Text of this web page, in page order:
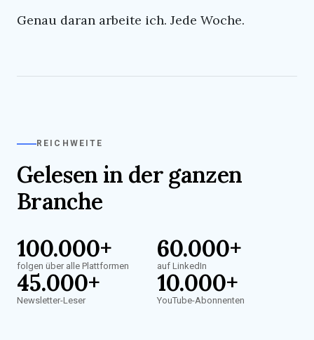
Genau daran arbeite ich. Jede Woche.
REICHWEITE
Gelesen in der ganzen
Branche
100.000+
folgen über alle Plattformen
60.000+
auf LinkedIn
45.000+
Newsletter-Leser
10.000+
YouTube-Abonnenten